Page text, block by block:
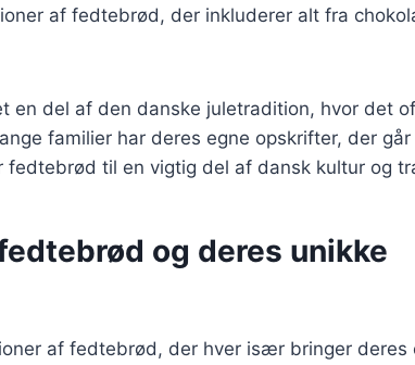
af fedtebrød, der inkluderer alt fra
en del af den danske juletradition, hvor det
familier har deres egne opskrifter, der
fedtebrød til en vigtig del af dansk kultur og
og deres unikke
af fedtebrød, der hver især bringer deres